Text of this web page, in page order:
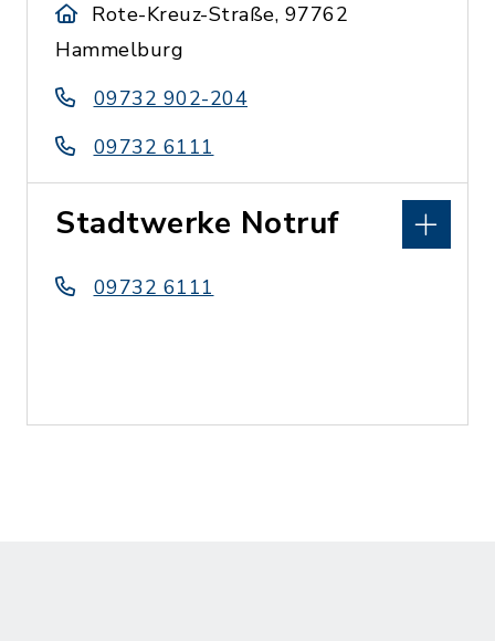
Rote-Kreuz-Straße, 97762
Hammelburg
09732 902-204
09732 6111
Stadtwerke Notruf
09732 6111